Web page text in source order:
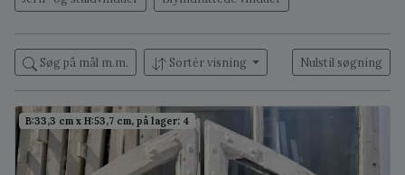
Søg på mål m.m. Sortér visning Nulstil søgning
B:33,3 cm x H:53,7 cm, på lager: 4